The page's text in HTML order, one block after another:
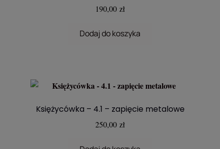
190,00 zł
Dodaj do koszyka
Księżycówka – 4.1 – zapięcie metalowe
250,00 zł